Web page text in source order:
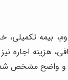
بیمه تکمیلی،
هزینه اجاره
و واضح مشخص